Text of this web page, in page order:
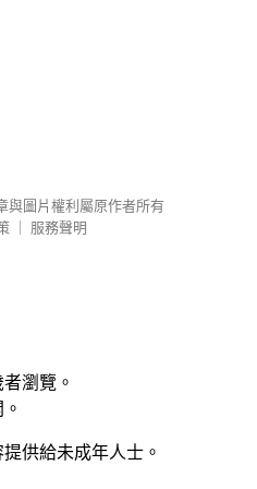
與圖片權利屬原作者所有
服務聲明
瀏覽。
供給未成年人士。